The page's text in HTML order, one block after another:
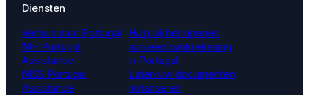
Diensten
Verhuis naar Portugal
NIF Portugal
Assistance
NISS Portugal
Assistance
Hulp bij het openen
van een bankrekening
in Portugal
Laten uw documenten
notariseren